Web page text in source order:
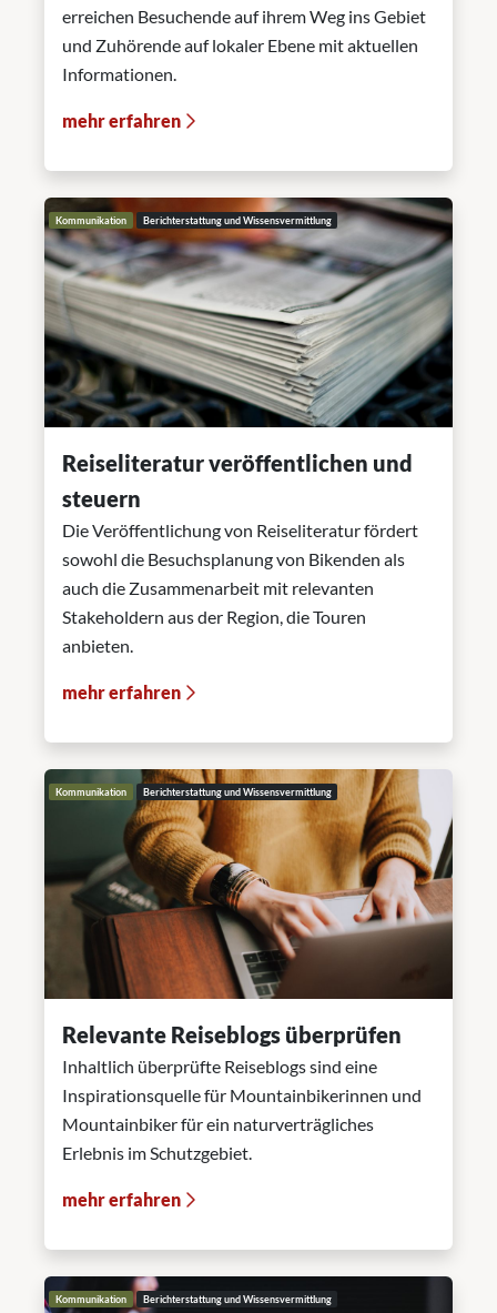
erreichen Besuchende auf ihrem Weg ins Gebiet
und Zuhörende auf lokaler Ebene mit aktuellen
Informationen.
mehr erfahren
Kommunikation Berichterstattung und Wissensvermittlung
Reiseliteratur veröffentlichen und
steuern
Die Veröffentlichung von Reiseliteratur fördert
sowohl die Besuchsplanung von Bikenden als
auch die Zusammenarbeit mit relevanten
Stakeholdern aus der Region, die Touren
anbieten.
mehr erfahren
Kommunikation Berichterstattung und Wissensvermittlung
Relevante Reiseblogs überprüfen
Inhaltlich überprüfte Reiseblogs sind eine
Inspirationsquelle für Mountainbikerinnen und
Mountainbiker für ein naturverträgliches
Erlebnis im Schutzgebiet.
mehr erfahren
Kommunikation Berichterstattung und Wissensvermittlung